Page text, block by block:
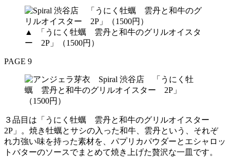
▲ 「うにく牡蠣 雲丹と和牛のグリルオイスタ
ー 2P」（1500円）
PAGE 9
３品目は「うにく牡蠣 雲丹と和牛のグリルオイスター
2P」。焼き牡蠣とサシの入った和牛、雲丹という、それぞ
れ力強い味を持った素材を、パプリカパウダーとエシャロッ
トバターのソースでまとめて焼き上げた贅沢な一皿です。